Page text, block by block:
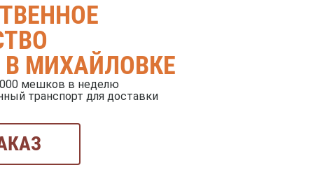
В МИХАЙЛОВКЕ
мешков в неделю
транспорт для доставки